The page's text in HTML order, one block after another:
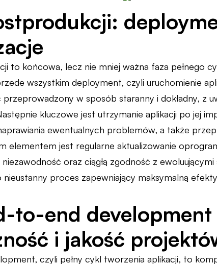
to końcowa, lecz nie mniej ważna faza pełnego
wszystkim deployment, czyli uruchomienie
w sposób staranny i dokładny, z
kluczowe jest utrzymanie aplikacji po jej
ewentualnych problemów, a także
elementem jest regularne aktualizowanie
oraz ciągłą zgodność z
proces zapewniający maksymalną
to-end development
i jakość
czyli pełny cykl tworzenia aplikacji, to